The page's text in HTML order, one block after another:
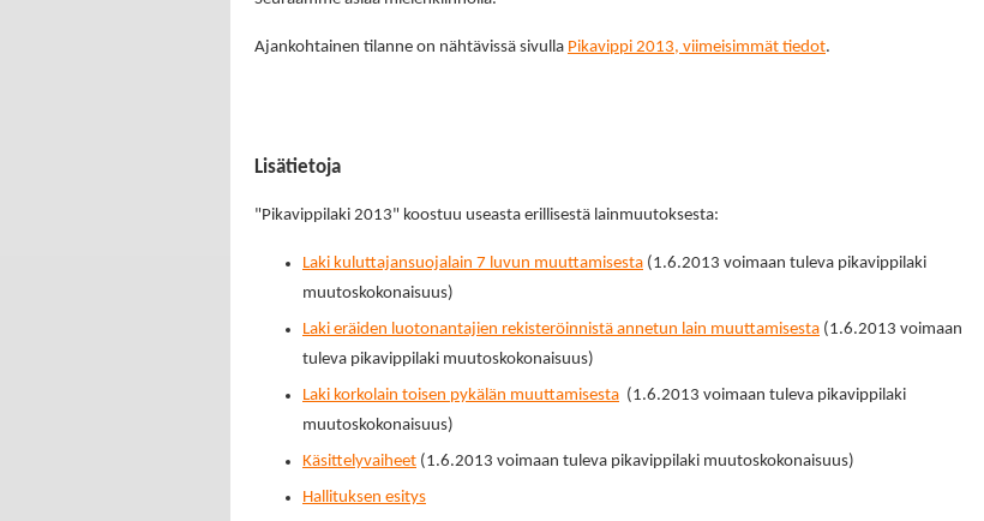
Ajankohtainen tilanne on nähtävissä sivulla Pikavippi 2013, viimeisimmät tiedot.
Lisätietoja
"Pikavippilaki 2013" koostuu useasta erillisestä lainmuutoksesta:
Laki kuluttajansuojalain 7 luvun muuttamisesta (1.6.2013 voimaan tuleva pikavippilaki
muutoskokonaisuus)
Laki eräiden luotonantajien rekisteröinnistä annetun lain muuttamisesta (1.6.2013 voimaan
tuleva pikavippilaki muutoskokonaisuus)
Laki korkolain toisen pykälän muuttamisesta (1.6.2013 voimaan tuleva pikavippilaki
muutoskokonaisuus)
Käsittelyvaiheet (1.6.2013 voimaan tuleva pikavippilaki muutoskokonaisuus)
Hallituksen esitys